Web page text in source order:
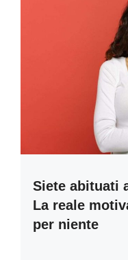
Siete abituati
La reale
per niente